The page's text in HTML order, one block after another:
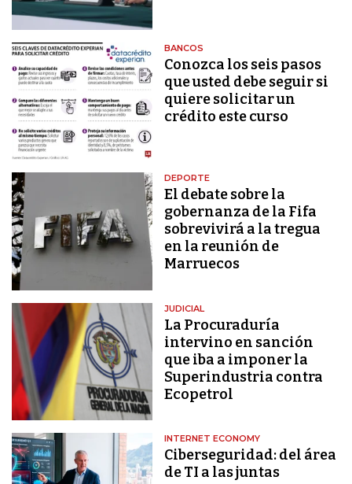
BANCOS
Conozca los seis pasos
que usted debe seguir si
quiere solicitar un
crédito este curso
DEPORTE
El debate sobre la
gobernanza de la Fifa
sobrevivirá a la tregua
en la reunión de
Marruecos
JUDICIAL
La Procuraduría
intervino en sanción
que iba a imponer la
Superindustria contra
Ecopetrol
INTERNET ECONOMY
Ciberseguridad: del área
de TI a las juntas